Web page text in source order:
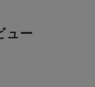
ュー